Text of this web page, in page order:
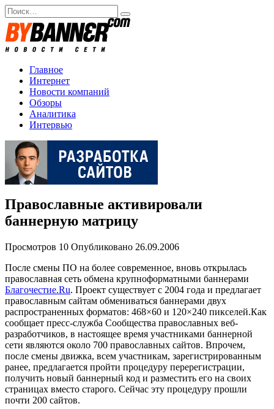
Перейти
к
содержанию
Search
for:
Главное
Интернет
Новости компаний
Обзоры
Аналитика
Интервью
Православные активировали
баннерную матрицу
Просмотров 10 Опубликовано 26.09.2006
После смены ПО на более современное, вновь открылась
православная сеть обмена крупноформатными баннерами
Благочестие.Ru. Проект существует с 2004 года и предлагает
православным сайтам обмениваться баннерами двух
распространенных форматов: 468×60 и 120×240 пикселей.Как
сообщает пресс-служба Сообщества православных веб-
разработчиков, в настоящее время участниками баннерной
сети являются около 700 православных сайтов. Впрочем,
после смены движка, всем участникам, зарегистрированным
ранее, предлагается пройти процедуру перерегистрации,
получить новый баннерный код и разместить его на своих
страницах вместо старого. Сейчас эту процедуру прошли
почти 200 сайтов.